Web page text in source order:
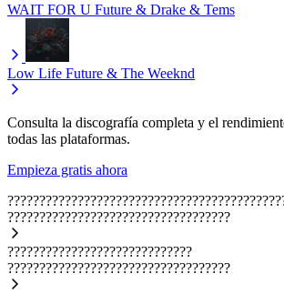
WAIT FOR U Future & Drake & Tems
Low Life Future & The Weeknd
Consulta la discografía completa y el
todas las plataformas.
Empieza gratis ahora
???????????????????????????????????
?????????????????????????????
???????????????????????????????????